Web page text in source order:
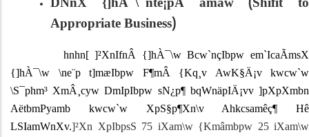
(
Appropriate Business)
hnhn[ ]²XnIfnÂ {]hÀ¯\w Bcw`nçIbpw em`IcaÃmsX
{]hÀ¯\w \ne¨p t]mæIbpw F¶mÂ {Kq¸v AwK§Ä¡v kwcw`w
\S¯phm³ XmÂ¸cyw D­mIpIbpw sN¿p¶ bqWnäpIÄ¡vv ]pXpXmbn
AëtbmPyamb kwcw`w XpS§p¶Xn\v Ahkcsamêç¶ Hê
LSIamWnXv.]²Xn XpIbpsS 75 iXam\w {Kmâmbpw 25 iXam\w